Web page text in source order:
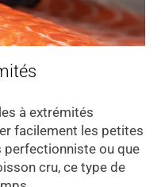
à extrémités
facilement les petites
perfectionniste ou que
cru, ce type de